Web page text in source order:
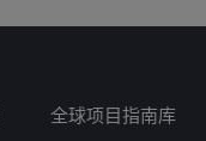
全球项目指南库